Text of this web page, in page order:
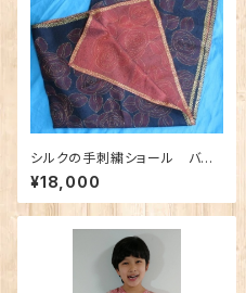
シルクの手刺繍ショール バラ
の花
¥18,000